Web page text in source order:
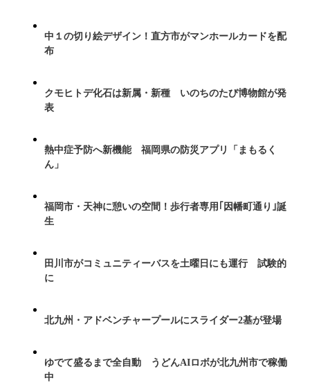
中１の切り絵デザイン！直方市がマンホールカードを配
布
クモヒトデ化石は新属・新種 いのちのたび博物館が発
表
熱中症予防へ新機能 福岡県の防災アプリ「まもるく
ん」
福岡市・天神に憩いの空間！歩行者専用｢因幡町通り｣誕
生
田川市がコミュニティーバスを土曜日にも運行 試験的
に
北九州・アドベンチャープールにスライダー2基が登場
ゆでて盛るまで全自動 うどんAIロボが北九州市で稼働
中